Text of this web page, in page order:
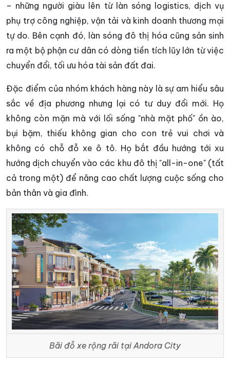
– những người giàu lên từ làn sóng logistics, dịch vụ
phụ trợ công nghiệp, vận tải và kinh doanh thương mại
tự do. Bên cạnh đó, làn sóng đô thị hóa cũng sản sinh
ra một bộ phận cư dân có dòng tiền tích lũy lớn từ việc
chuyển đổi, tối ưu hóa tài sản đất đai.
Đặc điểm của nhóm khách hàng này là sự am hiểu sâu
sắc về địa phương nhưng lại có tư duy đổi mới. Họ
không còn mặn mà với lối sống "nhà mặt phố" ồn ào,
bụi bặm, thiếu không gian cho con trẻ vui chơi và
không có chỗ đỗ xe ô tô. Họ bắt đầu hướng tới xu
hướng dịch chuyển vào các khu đô thị "all-in-one" (tất
cả trong một) để nâng cao chất lượng cuộc sống cho
bản thân và gia đình.
Bãi đỗ xe rộng rãi tại Andora City